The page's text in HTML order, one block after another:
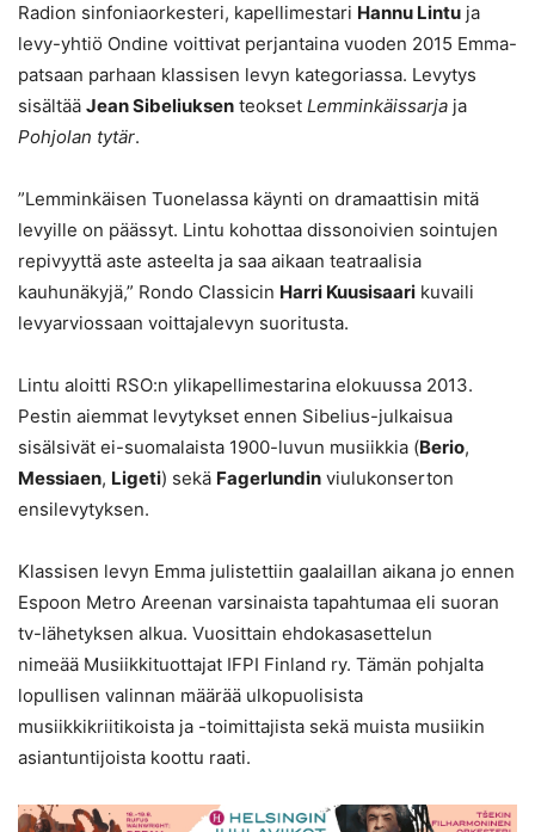
Radion sinfoniaorkesteri, kapellimestari Hannu Lintu ja
levy-yhtiö Ondine voittivat perjantaina vuoden 2015 Emma-
patsaan parhaan klassisen levyn kategoriassa. Levytys
sisältää Jean Sibeliuksen teokset Lemminkäissarja ja
Pohjolan tytär.
”Lemminkäisen Tuonelassa käynti on dramaattisin mitä
levyille on päässyt. Lintu kohottaa dissonoivien sointujen
repivyyttä aste asteelta ja saa aikaan teatraalisia
kauhunäkyjä,” Rondo Classicin Harri Kuusisaari kuvaili
levyarviossaan voittajalevyn suoritusta.
Lintu aloitti RSO:n ylikapellimestarina elokuussa 2013.
Pestin aiemmat levytykset ennen Sibelius-julkaisua
sisälsivät ei-suomalaista 1900-luvun musiikkia (Berio,
Messiaen, Ligeti) sekä Fagerlundin viulukonserton
ensilevytyksen.
Klassisen levyn Emma julistettiin gaalaillan aikana jo ennen
Espoon Metro Areenan varsinaista tapahtumaa eli suoran
tv-lähetyksen alkua. Vuosittain ehdokasasettelun
nimeää Musiikkituottajat IFPI Finland ry. Tämän pohjalta
lopullisen valinnan määrää ulkopuolisista
musiikkikriitikoista ja -toimittajista sekä muista musiikin
asiantuntijoista koottu raati.